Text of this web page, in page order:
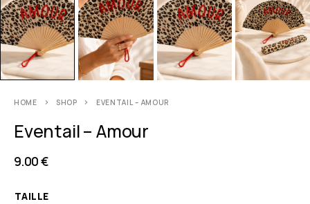
HOME SHOP EVENTAIL – AMOUR
Eventail – Amour
9.00€
TAILLE